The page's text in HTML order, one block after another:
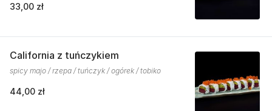
33,00 zł
California z tuńczykiem
spicy majo / rzepa / tuńczyk / ogórek / tobiko
44,00 zł